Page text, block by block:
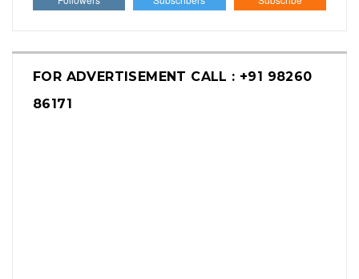
FOR ADVERTISEMENT CALL : +91 98260
86171